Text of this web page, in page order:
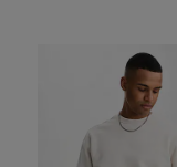
Valitse 2, maksa 44,99€